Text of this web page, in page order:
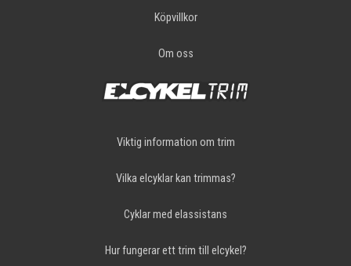
Köpvillkor
Om oss
Viktig information om trim
Vilka elcyklar kan trimmas?
Cyklar med elassistans
Hur fungerar ett trim till elcykel?